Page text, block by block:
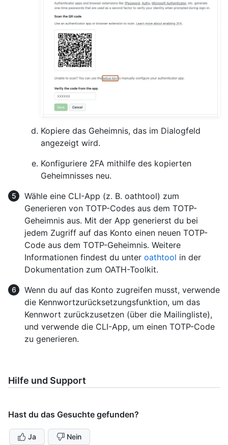
Kopiere das Geheimnis, das im Dialogfeld
angezeigt wird.
Konfiguriere 2FA mithilfe des kopierten
Geheimnisses neu.
Wähle eine CLI-App (z. B. oathtool) zum
Generieren von TOTP-Codes aus dem TOTP-
Geheimnis aus. Mit der App generierst du bei
jedem Zugriff auf das Konto einen neuen TOTP-
Code aus dem TOTP-Geheimnis. Weitere
Informationen findest du unter oathtool in der
Dokumentation zum OATH-Toolkit.
Wenn du auf das Konto zugreifen musst, verwende
die Kennwortzurücksetzungsfunktion, um das
Kennwort zurückzusetzen (über die Mailingliste),
und verwende die CLI-App, um einen TOTP-Code
zu generieren.
Hilfe und Support
Hast du das Gesuchte gefunden?
Ja Nein